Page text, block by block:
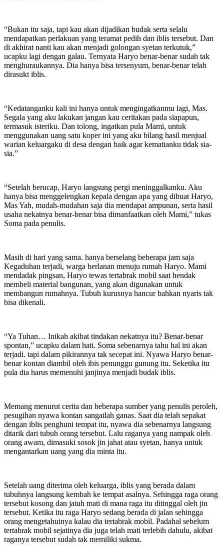
“Bukan itu saja, tapi kau akan dijadikan budak serta selalu
mendapatkan perlakuan yang teramat pedih dan iblis tersebut. Dan
di akhirat nanti kau akan menjadi golongan syetan terkutuk,”
ucapku lagi dengan galau. Ternyata Haryo benar-benar sudah tak
menghuraukannya. Dia hanya bisa tersenyum, benar-benar telah
dirasukt iblis.
“Kedatanganku kali ini hanya untuk mengingatkanmu lagi, Mas.
Segala yang aku lakukan jangan kau ceritakan pada siapapun,
termasuk isteriku. Dan tolong, ingatkan pula Mami, untuk
menggunakan uang satu koper ini yang aku bilang hasil menjual
warian keluargaku di desa dengan baik agar kematianku tidak sia-
sia.”
“Setelah berucap, Haryo langsung pergi meninggalkanku. Aku
hanya bisa menggelengkan kepala dengan apa yang dibuat Haryo,
Mas Yah, mudah-mudahan saja dia mendapat ampunan, serta hasil
usaha nekatnya benar-benar bisa dimanfaatkan oleh Mami,” tukas
Soma pada penulis.
Masih di hari yang sama. hanya berselang beberapa jam saja
Kegaduhan terjadi, warga berlanan menuju rumah Haryo. Mami
mendadak pingsan, Haryo tewas tertabrak mobil saat hendak
membeli material bangunan, yang akan digunakan untuk
membangun rumahnya. Tubuh kurusnya hancur bahkan nyaris tak
bisa dikenali.
“Ya Tuhan… Inikah akibat tindakan nekatnya itu? Benar-benar
spontan,” ucapku dalam hati. Soma sebenarnya tahu hal ini akan
terjadi. tapi dalam pikirannya tak secepat ini. Nyawa Haryo benar-
benar kontan diambil oleh ibis penunggu gunung itu. Seketika itu
pula dia harus memenuhi janjinya menjadi budak iblis.
Memang menurut cerita dan beberapa sumber yang penulis peroleh,
pesugihan nyawa kontan sangatlah ganas. Saat dia telah sepakat
dengan iblis penghuni tempat itu, nyawa dia sebenarnya langsung
ditarik dari tubuh orang tersebut. Lalu raganya yang nampak oleh
orang awam, dimasuki sosok jin jahat atau syetan, hanya untuk
mengantarkan uang yang dia minta itu.
Setelah uang diterima oleh keluarga, iblis yang berada dalam
tubuhnya langsung kembah ke tempat asalnya. Sehingga raga orang
tersebut kosong dan jatuh mati di mana raga itu ditinggal oleh jin
tersebut. Ketika itu raga Haryo sedang berada di jalan sehingga
orang mengetahuinya kalau dia tertabrak mobil. Padahal sebelum
tertabrak mobil sejatinya dia juga telah mati terlebih dahulu, akibat
raganya tersebut sudah tak memiliki sukma.